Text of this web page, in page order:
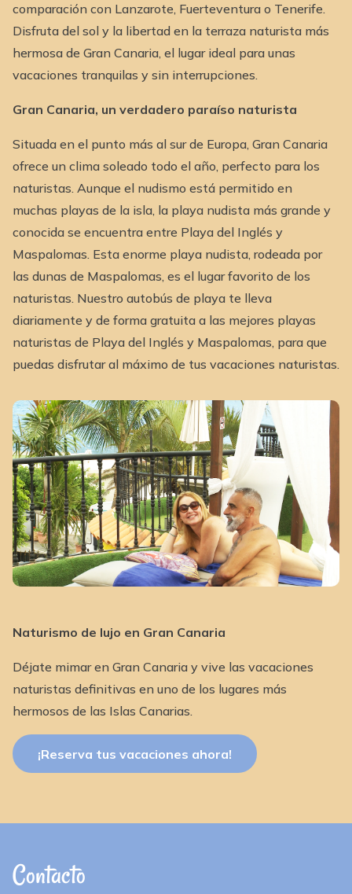
comparación con Lanzarote, Fuerteventura o Tenerife.
Disfruta del sol y la libertad en la terraza naturista más
hermosa de Gran Canaria, el lugar ideal para unas
vacaciones tranquilas y sin interrupciones.
Gran Canaria, un verdadero paraíso naturista
Situada en el punto más al sur de Europa, Gran Canaria
ofrece un clima soleado todo el año, perfecto para los
naturistas. Aunque el nudismo está permitido en
muchas playas de la isla, la playa nudista más grande y
conocida se encuentra entre Playa del Inglés y
Maspalomas. Esta enorme playa nudista, rodeada por
las dunas de Maspalomas, es el lugar favorito de los
naturistas. Nuestro autobús de playa te lleva
diariamente y de forma gratuita a las mejores playas
naturistas de Playa del Inglés y Maspalomas, para que
puedas disfrutar al máximo de tus vacaciones naturistas.
Naturismo de lujo en Gran Canaria
Déjate mimar en Gran Canaria y vive las vacaciones
naturistas definitivas en uno de los lugares más
hermosos de las Islas Canarias.
¡Reserva tus vacaciones ahora!
Contacto